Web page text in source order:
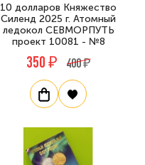
10 долларов Княжество
Силенд 2025 г. Атомный
ледокол СЕВМОРПУТЬ
проект 10081 - №8
350 ₽ 400 ₽